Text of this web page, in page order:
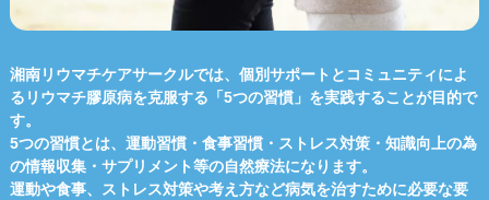
湘南リウマチケアサークルでは、個別サポートとコミュニティによ
るリウマチ膠原病を克服する「5つの習慣」を実践することが目的で
す。
5つの習慣とは、運動習慣・食事習慣・ストレス対策・知識向上の為
の情報収集・サプリメント等の自然療法になります。
運動や食事、ストレス対策や考え方など病気を治すために必要な要